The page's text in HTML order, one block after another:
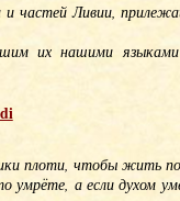
частей Ливии,
их нашими языками
плоти, чтобы жить
умрёте, а если духом